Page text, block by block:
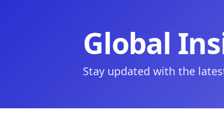
Global
Stay updated with the